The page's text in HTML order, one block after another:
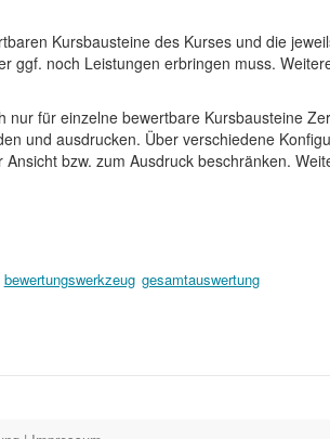
Kursbausteine des Kurses und die
ggf. noch Leistungen erbringen muss.
nur für einzelne bewertbare Kursbausteine
und ausdrucken. Über verschiedene
bzw. zum Ausdruck beschränken.
bewertungswerkzeug gesamtauswertung